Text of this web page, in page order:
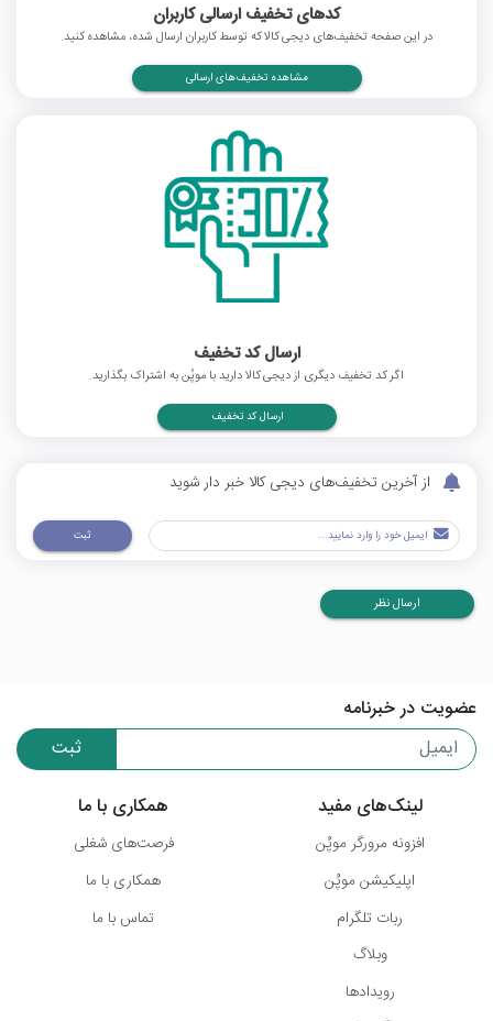
کدهای تخفیف ارسالی کاربران
در این صفحه تخفیف‌های دیجی کالا که توسط کاربران ارسال شده، مشاهده کنید.
مشاهده تخفیف‌های ارسالی
ارسال کد تخفیف
اگر کد تخفیف دیگری از دیجی کالا دارید با موپُن به اشتراک بگذارید.
ارسال کد تخفیف
از آخرین تخفیف‌های دیجی کالا خبر دار شوید
ثبت
ارسال نظر
عضویت در خبرنامه
ثبت
لینک‌های مفید
افزونه مرورگر موپُن
اپلیکیشن موپُن
ربات تلگرام
وبلاگ
رویدادها
همکاری با ما
فرصت‌های شغلی
همکاری با ما
تماس با ما